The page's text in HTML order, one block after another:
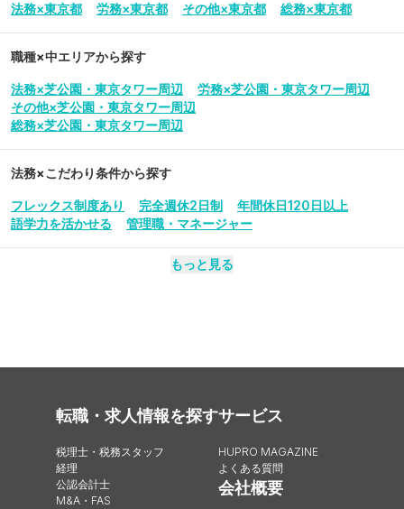
法務×東京都 労務×東京都 その他×東京都 総務×東京都
職種×中エリアから探す
法務×芝公園・東京タワー周辺
労務×芝公園・東京タワー周辺
その他×芝公園・東京タワー周辺
総務×芝公園・東京タワー周辺
法務×こだわり条件から探す
フレックス制度あり 完全週休2日制
年間休日120日以上
語学力を活かせる
管理職・マネージャー
もっと見る
転職・求人情報を探す
税理士・税務スタッフ
経理
公認会計士
M&A・FAS
サービス
HUPRO MAGAZINE
よくある質問
会社概要